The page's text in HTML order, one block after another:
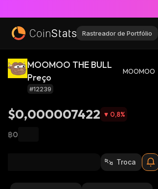
Rastreador de Portfólio
MOOMOO THE BULL
Preço
MOOMOO
#12239
$0,000007422 0,8%
฿0
Troca